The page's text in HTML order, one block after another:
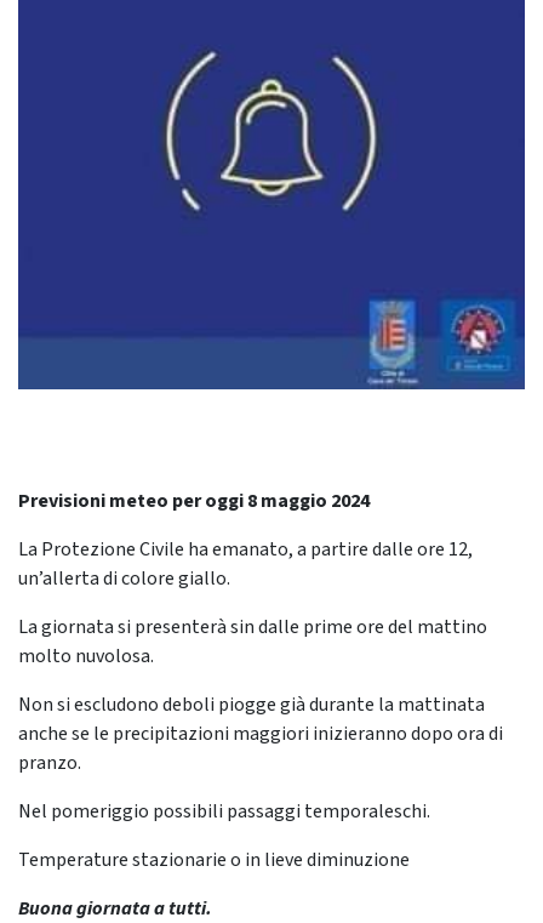
Previsioni meteo per oggi 8 maggio 2024
La Protezione Civile ha emanato, a partire dalle ore 12,
un’allerta di colore giallo.
La giornata si presenterà sin dalle prime ore del mattino
molto nuvolosa.
Non si escludono deboli piogge già durante la mattinata
anche se le precipitazioni maggiori inizieranno dopo ora di
pranzo.
Nel pomeriggio possibili passaggi temporaleschi.
Temperature stazionarie o in lieve diminuzione
Buona giornata a tutti.